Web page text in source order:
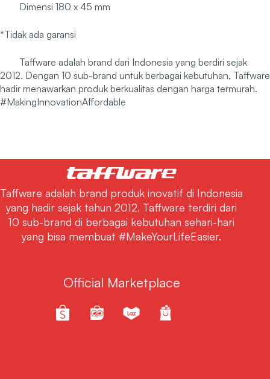
Dimensi 180 x 45 mm
*Tidak ada garansi
Taffware adalah brand dari Indonesia yang berdiri sejak
2012. Dengan 10 sub-brand untuk berbagai kebutuhan, Taffware
hadir menawarkan produk berkualitas dengan harga termurah.
#MakingInnovationAffordable
Taffware adalah brand produk inovatif di Indonesia
yang hadir sejak tahun 2012. Taffware terdiri dari
10 sub-brand di berbagai kebutuhan sehari-hari
yang bisa membuat #MakeYourLifeEasier.
Official Marketplace